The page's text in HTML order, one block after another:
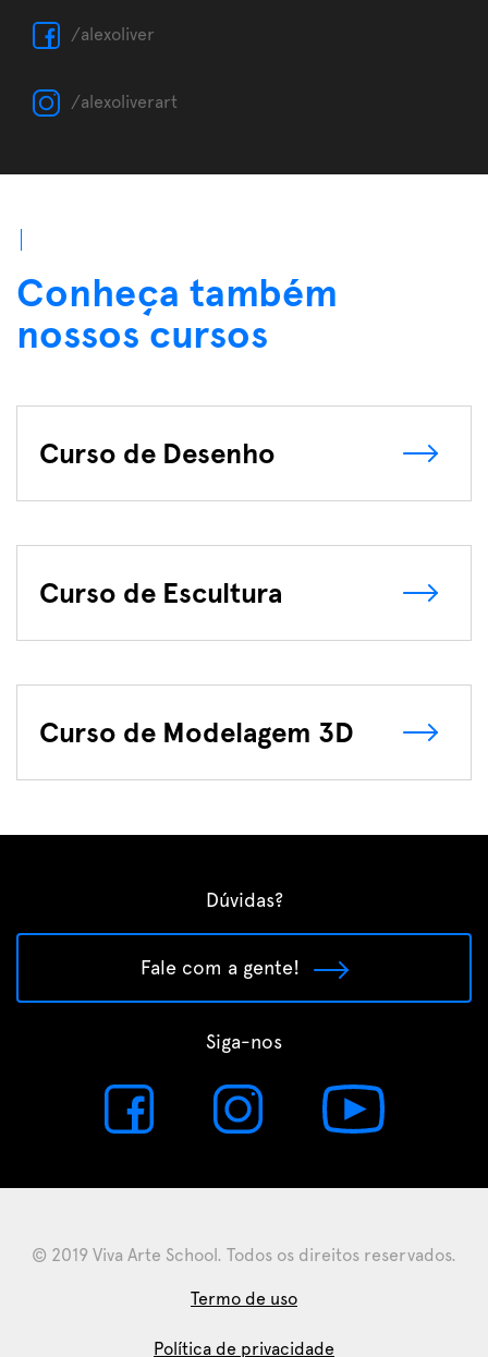
/alexoliver
/alexoliverart
Conheça também
nossos cursos
Curso de Desenho
Curso de Escultura
Curso de Modelagem 3D
Dúvidas?
Fale com a gente!
Siga-nos
© 2019 Viva Arte School. Todos os direitos reservados.
Termo de uso
Política de privacidade